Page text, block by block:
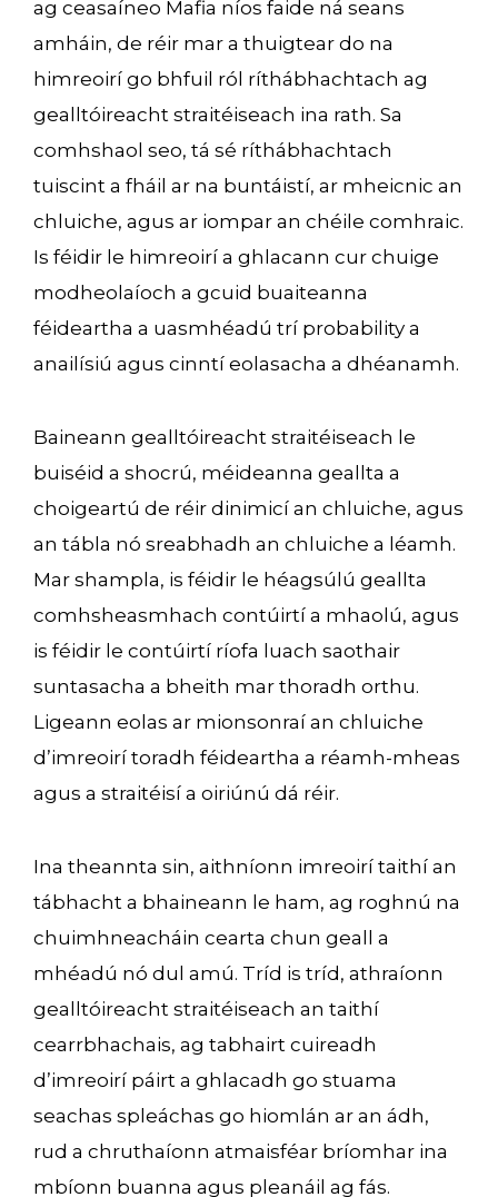
ag ceasaíneo Mafia níos faide ná seans
amháin, de réir mar a thuigtear do na
himreoirí go bhfuil ról ríthábhachtach ag
gealltóireacht straitéiseach ina rath. Sa
comhshaol seo, tá sé ríthábhachtach
tuiscint a fháil ar na buntáistí, ar mheicnic an
chluiche, agus ar iompar an chéile comhraic.
Is féidir le himreoirí a ghlacann cur chuige
modheolaíoch a gcuid buaiteanna
féideartha a uasmhéadú trí probability a
anailísiú agus cinntí eolasacha a dhéanamh.
Baineann gealltóireacht straitéiseach le
buiséid a shocrú, méideanna geallta a
choigeartú de réir dinimicí an chluiche, agus
an tábla nó sreabhadh an chluiche a léamh.
Mar shampla, is féidir le héagsúlú geallta
comhsheasmhach contúirtí a mhaolú, agus
is féidir le contúirtí ríofa luach saothair
suntasacha a bheith mar thoradh orthu.
Ligeann eolas ar mionsonraí an chluiche
d’imreoirí toradh féideartha a réamh-mheas
agus a straitéisí a oiriúnú dá réir.
Ina theannta sin, aithníonn imreoirí taithí an
tábhacht a bhaineann le ham, ag roghnú na
chuimhneacháin cearta chun geall a
mhéadú nó dul amú. Tríd is tríd, athraíonn
gealltóireacht straitéiseach an taithí
cearrbhachais, ag tabhairt cuireadh
d’imreoirí páirt a ghlacadh go stuama
seachas spleáchas go hiomlán ar an ádh,
rud a chruthaíonn atmaisféar bríomhar ina
mbíonn buanna agus pleanáil ag fás.